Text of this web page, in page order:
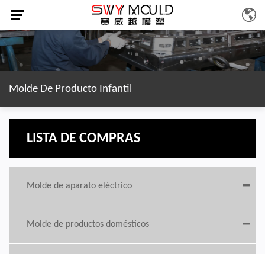
Molde De Producto Infantil
LISTA DE COMPRAS
Molde de aparato eléctrico
Molde de productos domésticos